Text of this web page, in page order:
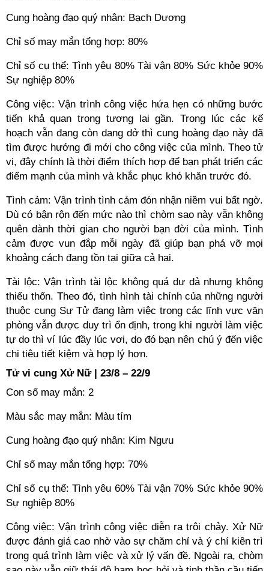
Cung hoàng đạo quý nhân: Bạch Dương
Chỉ số may mắn tổng hợp: 80%
Chỉ số cụ thể: Tình yêu 80% Tài vận 80% Sức khỏe 90%
Sự nghiệp 80%
Công việc: Vận trình công việc hứa hẹn có những bước
tiến khả quan trong tương lai gần. Trong lúc các kế
hoạch vẫn đang còn dang dở thì cung hoàng đạo này đã
tìm được hướng đi mới cho công việc của mình. Theo tử
vi, đây chính là thời điểm thích hợp để bạn phát triển các
điểm mạnh của mình và khắc phục khó khăn trước đó.
Tình cảm: Vận trình tình cảm đón nhận niềm vui bất ngờ.
Dù có bận rộn đến mức nào thì chòm sao này vẫn không
quên dành thời gian cho người bạn đời của mình. Tình
cảm được vun đắp mỗi ngày đã giúp bạn phá vỡ mọi
khoảng cách đang tồn tại giữa cả hai.
Tài lộc: Vận trình tài lộc không quá dư dả nhưng không
thiếu thốn. Theo đó, tình hình tài chính của những người
thuộc cung Sư Tử đang làm việc trong các lĩnh vực văn
phòng vẫn được duy trì ổn định, trong khi người làm việc
tự do thì ví lúc đầy lúc vơi, do đó bạn nên chú ý đến việc
chi tiêu tiết kiệm và hợp lý hơn.
Tử vi cung Xử Nữ | 23/8 – 22/9
Con số may mắn: 2
Màu sắc may mắn: Màu tím
Cung hoàng đạo quý nhân: Kim Ngưu
Chỉ số may mắn tổng hợp: 70%
Chỉ số cụ thể: Tình yêu 60% Tài vận 70% Sức khỏe 90%
Sự nghiệp 80%
Công việc: Vận trình công việc diễn ra trôi chảy. Xử Nữ
được đánh giá cao nhờ vào sự chăm chỉ và ý chí kiên trì
trong quá trình làm việc và xử lý vấn đề. Ngoài ra, chòm